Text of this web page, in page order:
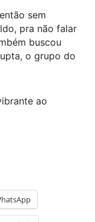
sem
pra não falar
buscou
o grupo do
ao